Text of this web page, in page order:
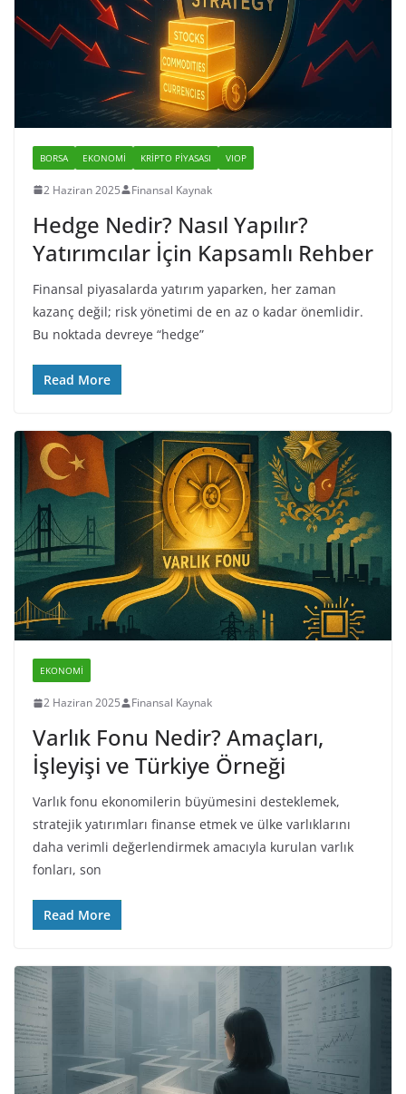
BORSA EKONOMI KRIPTO PIYASASI VIOP
2 Haziran 2025 Finansal Kaynak
Hedge Nedir? Nasıl Yapılır?
Yatırımcılar İçin Kapsamlı Rehber
Finansal piyasalarda yatırım yaparken, her zaman
kazanç değil; risk yönetimi de en az o kadar önemlidir.
Bu noktada devreye “hedge”
Read More
EKONOMI
2 Haziran 2025 Finansal Kaynak
Varlık Fonu Nedir? Amaçları,
İşleyişi ve Türkiye Örneği
Varlık fonu ekonomilerin büyümesini desteklemek,
stratejik yatırımları finanse etmek ve ülke varlıklarını
daha verimli değerlendirmek amacıyla kurulan varlık
fonları, son
Read More